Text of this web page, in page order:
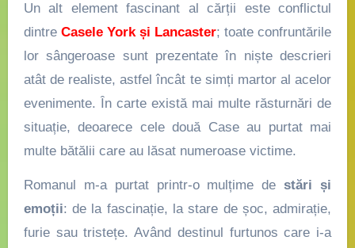
Un alt element fascinant al cărții este conflictul
dintre Casele York și Lancaster; toate confruntările
lor sângeroase sunt prezentate în niște descrieri
atât de realiste, astfel încât te simți martor al acelor
evenimente. În carte există mai multe răsturnări de
situație, deoarece cele două Case au purtat mai
multe bătălii care au lăsat numeroase victime.
Romanul m-a purtat printr-o mulțime destări și
emoții: de la fascinație, la stare de șoc, admirație,
furie sau tristețe. Având destinul furtunos care i-a